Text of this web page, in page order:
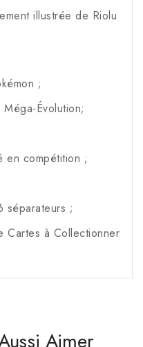
illustrée de Riolu
;
Évolution;
en compétition ;
séparateurs ;
Cartes à Collectionner
Aimer